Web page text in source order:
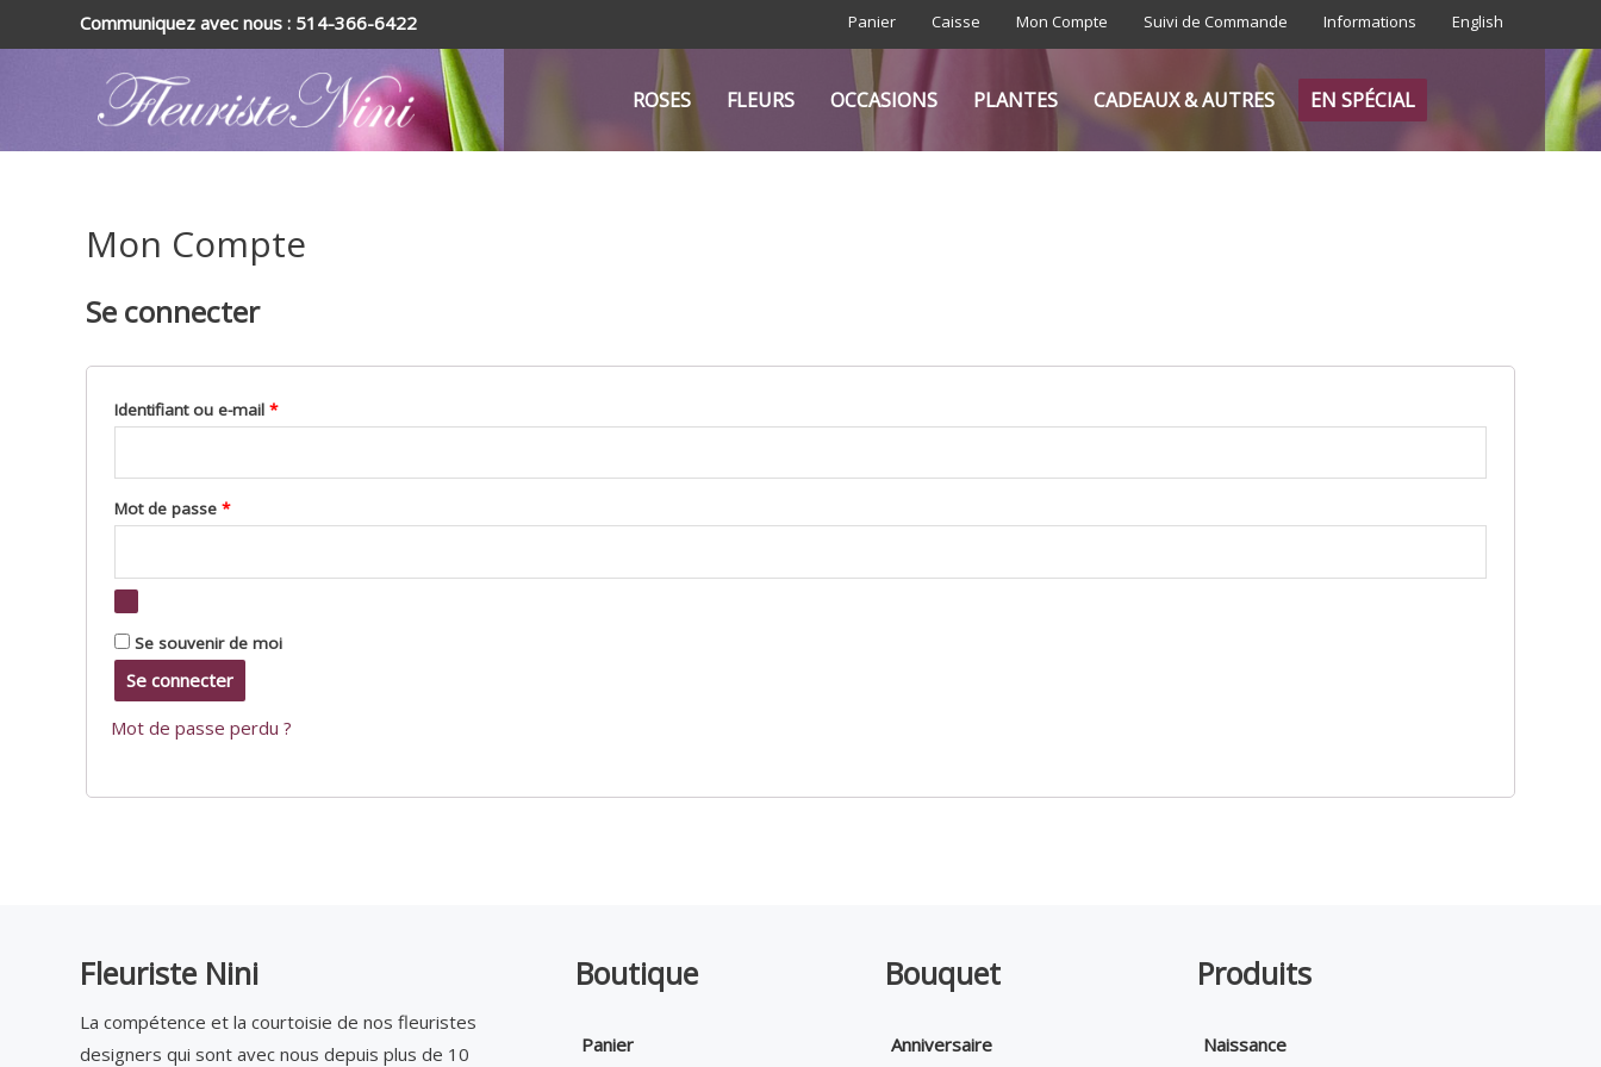
Communiquez avec nous : 514-366-6422 Panier Caisse Mon Compte Suivi de Commande Informations English
ROSES FLEURS OCCASIONS PLANTES CADEAUX & AUTRES EN SPÉCIAL
Mon Compte
Se connecter
Identifiant ou e-mail *Obligatoire
Mot de passe *Obligatoire
Se souvenir de moi
Se connecter
Mot de passe perdu ?
Fleuriste Nini
La compétence et la courtoisie de nos fleuristes
designers qui sont avec nous depuis plus de 10
Boutique
Panier
Bouquet
Anniversaire
Produits
Naissance